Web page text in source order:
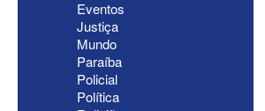
Eventos
Justiça
Mundo
Paraíba
Policial
Política